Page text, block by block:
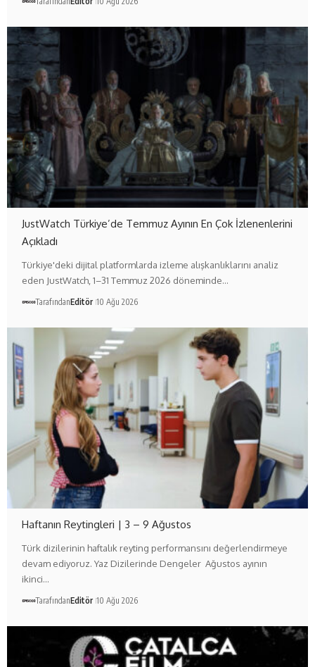
JustWatch Türkiye’de Temmuz Ayının En Çok İzlenenlerini
Açıkladı
Türkiye'deki dijital platformlarda izleme alışkanlıklarını analiz
eden JustWatch, 1–31 Temmuz 2026 döneminde…
TarafındanEditör 10 Ağu 2026
Haftanın Reytingleri | 3 – 9 Ağustos
Türk dizilerinin haftalık reyting performansını değerlendirmeye
devam ediyoruz. Yaz Dizilerinde Dengeler Ağustos ayının
ikinci…
TarafındanEditör 10 Ağu 2026